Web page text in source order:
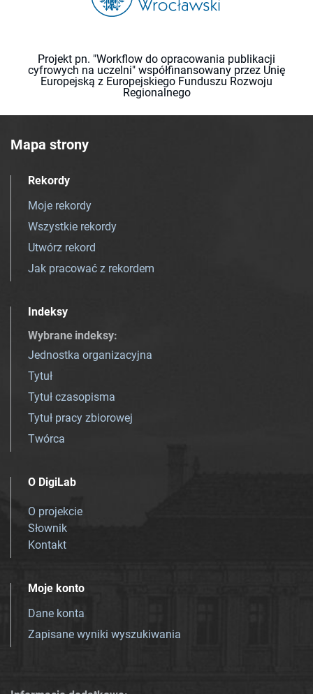
Projekt pn. "Workflow do opracowania publikacji
cyfrowych na uczelni" współfinansowany przez Unię
Europejską z Europejskiego Funduszu Rozwoju
Regionalnego
Mapa strony
Rekordy
Moje rekordy
Wszystkie rekordy
Utwórz rekord
Jak pracować z rekordem
Indeksy
Wybrane indeksy:
Jednostka organizacyjna
Tytuł
Tytuł czasopisma
Tytuł pracy zbiorowej
Twórca
O DigiLab
O projekcie
Słownik
Kontakt
Moje konto
Dane konta
Zapisane wyniki wyszukiwania